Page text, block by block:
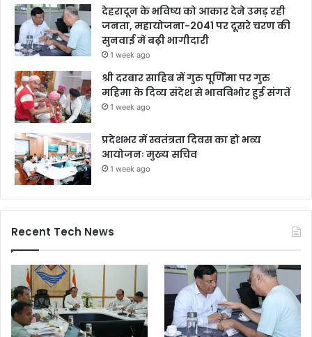
देहरादून के भविष्य को आकार देने उमड़ रही
जनता, महायोजना-2041 पर दूसरे चरण की
सुनवाई में बढ़ी भागीदारी
1 week ago
श्री दरबार साहिब में गुरु पूर्णिमा पर गुरु
महिमा के दिव्य संदेश से भावविभोर हुई संगतें
1 week ago
प्रदेशभर में स्वतंत्रता दिवस का हो भव्य
आयोजनः मुख्य सचिव
1 week ago
Recent Tech News